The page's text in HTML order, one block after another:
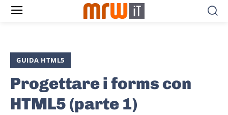
GUIDA HTML5
Progettare i forms con
HTML5 (parte 1)